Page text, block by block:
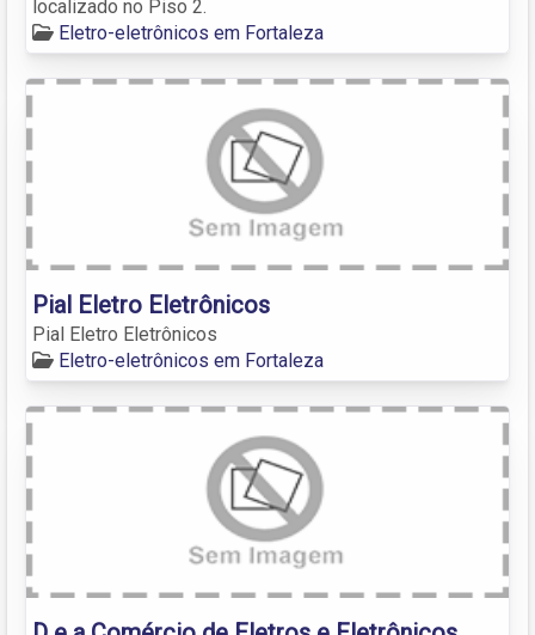
localizado no Piso 2.
Eletro-eletrônicos em Fortaleza
Pial Eletro Eletrônicos
Pial Eletro Eletrônicos
Eletro-eletrônicos em Fortaleza